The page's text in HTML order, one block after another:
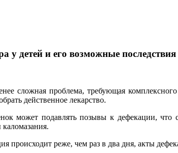
у детей и его возможные последствия
сложная проблема, требующая
действенное лекарство.
может подавлять позывы к дефекации,
каломазания.
происходит реже, чем раз в два дня, акты